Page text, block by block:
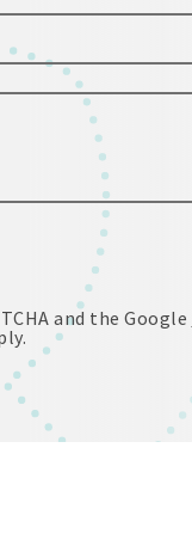
and the Google